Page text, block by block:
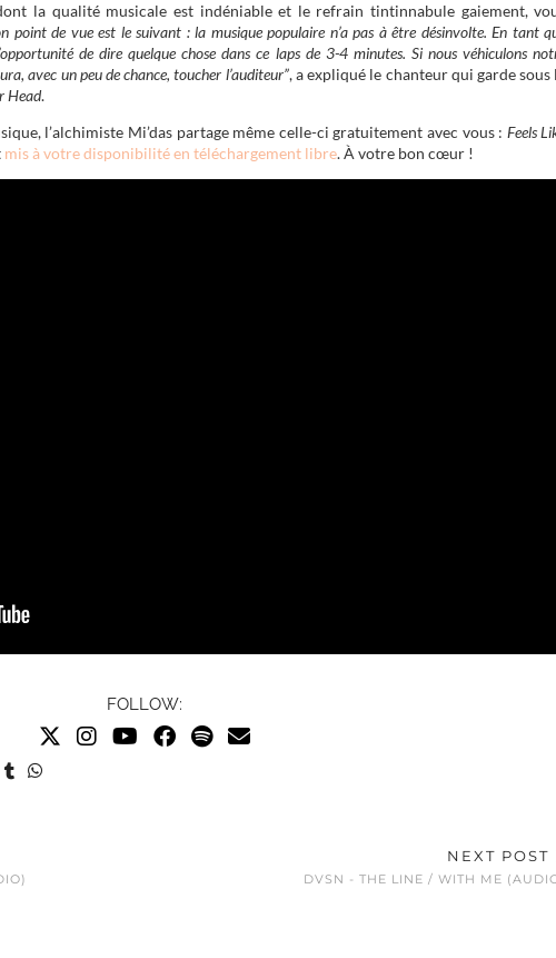
la qualité musicale est indéniable et le refrain tintinnabule gaiement,
point de vue est le suivant : la musique populaire n’a pas à être désinvolte. En tant
de dire quelque chose dans ce laps de 3-4 minutes. Si nous véhiculons
avec un peu de chance, toucher l’auditeur”, a expliqué le chanteur qui garde sous
Head.
l’alchimiste Mi’das partage même celle-ci gratuitement avec vous : Feels
mis à votre disponibilité en téléchargement libre. À votre bon cœur !
FOLLOW:
NEXT POST
DVSN - THE LINE / WITH ME